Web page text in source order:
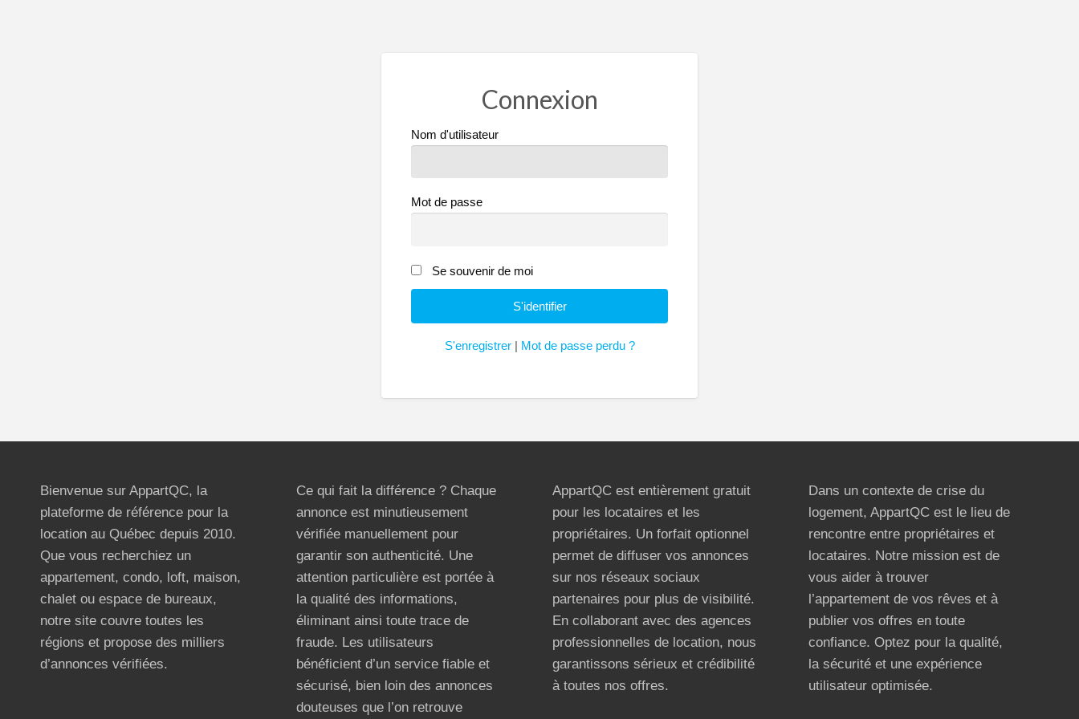
Connexion
Nom d'utilisateur
Mot de passe
Se souvenir de moi
S'enregistrer| Mot de passe perdu ?
Bienvenue sur AppartQC, la
plateforme de référence pour la
location au Québec depuis 2010.
Que vous recherchiez un
appartement, condo, loft, maison,
chalet ou espace de bureaux,
notre site couvre toutes les
régions et propose des milliers
d’annonces vérifiées.
Ce qui fait la différence ? Chaque
annonce est minutieusement
vérifiée manuellement pour
garantir son authenticité. Une
attention particulière est portée à
la qualité des informations,
éliminant ainsi toute trace de
fraude. Les utilisateurs
bénéficient d’un service fiable et
sécurisé, bien loin des annonces
douteuses que l’on retrouve
AppartQC est entièrement gratuit
pour les locataires et les
propriétaires. Un forfait optionnel
permet de diffuser vos annonces
sur nos réseaux sociaux
partenaires pour plus de visibilité.
En collaborant avec des agences
professionnelles de location, nous
garantissons sérieux et crédibilité
à toutes nos offres.
Dans un contexte de crise du
logement, AppartQC est le lieu de
rencontre entre propriétaires et
locataires. Notre mission est de
vous aider à trouver
l’appartement de vos rêves et à
publier vos offres en toute
confiance. Optez pour la qualité,
la sécurité et une expérience
utilisateur optimisée.